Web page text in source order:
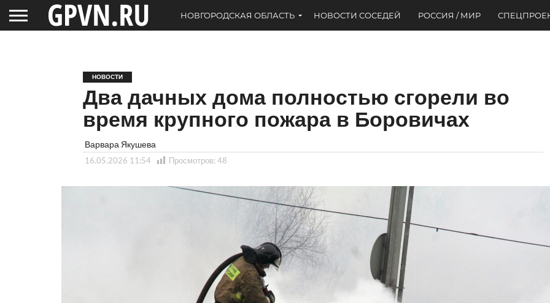
НОВГОРОДСКАЯ ОБЛАСТЬ НОВОСТИ СОСЕДЕЙ РОССИЯ / МИР
НОВОСТИ
Два дачных дома полностью сгорели во
время крупного пожара в Боровичах
Варвара Якушева
16.05.2026 11:54 Просмотров: 48